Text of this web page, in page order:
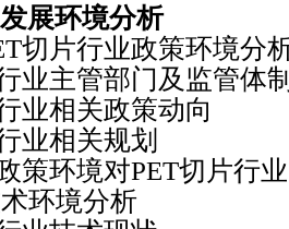
展环境分析
片行业政策环境分
管部门及监管体
关政策动向
关规划
境对PET切片行业
环境分析